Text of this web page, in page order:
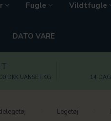
Fugle Vildtfugle
DATO VARE
DKK UANSET KG 14
Legetøj